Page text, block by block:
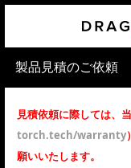
製品見積のご依頼
見積依頼に際しては、
torch.tech/warranty
願いいたします。
HOME
Prototyping
Products &